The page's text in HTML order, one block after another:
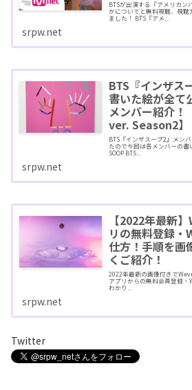
BTSが出演する『アメリカン
かについてと無料視聴、視
ました！ BTS『アメ...
srpw.net
BTS『インザス
書いた絵が全て
メンバー紹介！
ver. Season2】
BTS『インザスープ2』メン
たので今回は各メンバーの
SOOP BTS...
srpw.net
【2022年最新
リの無料登録
仕方！手順を画
くご紹介！
2022年最新の画像付きで
アプリからの無料会員登録
わかり...
srpw.net
Twitter